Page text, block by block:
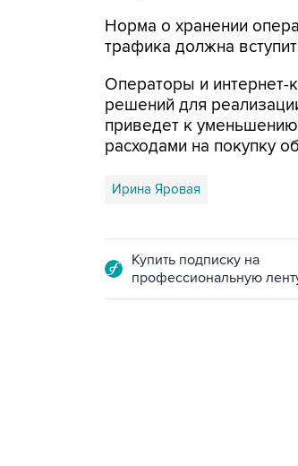
Норма о хранении
трафика должна
Операторы и интернет-
решений для
приведет к
расходами на покупку
Ирина Яровая
Купить подписку на
профессиональную